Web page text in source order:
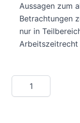
Aussagen zum
Betrachtungen
nur in
Menge